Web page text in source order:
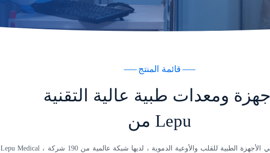
قائمة المنتج
أجهزة ومعدات طبية عالية التقنية
من Lepu
Lepu Medical ، الشركة الرائدة في الأجهزة الطبية للقلب والأوعية الدموية ، لديها شبكة عالمية من 190 شركة